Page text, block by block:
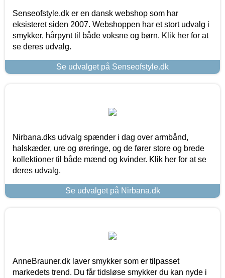
Senseofstyle.dk er en dansk webshop som har
eksisteret siden 2007. Webshoppen har et stort udvalg i
smykker, hårpynt til både voksne og børn. Klik her for at
se deres udvalg.
Se udvalget på Senseofstyle.dk
Nirbana.dks udvalg spænder i dag over armbånd,
halskæder, ure og øreringe, og de fører store og brede
kollektioner til både mænd og kvinder. Klik her for at se
deres udvalg.
Se udvalget på Nirbana.dk
AnneBrauner.dk laver smykker som er tilpasset
markedets trend. Du får tidsløse smykker du kan nyde i